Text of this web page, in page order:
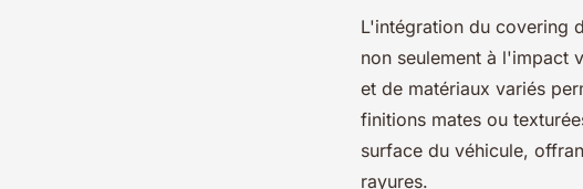
L'intégration du covering
non seulement à l'impact
et de matériaux variés
finitions mates ou
surface du véhicule,
rayures.